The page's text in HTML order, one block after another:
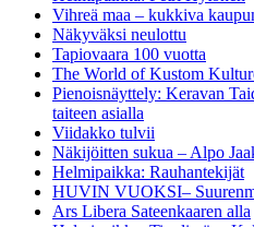
Vihreä maa – kukkiva
Näkyväksi neulottu
Tapiovaara 100 vuotta
The World of Kustom
Pienoisnäyttely: Keravan
taiteen asialla
Viidakko tulvii
Näkijöitten sukua – Alpo
Helmipaikka: Rauhantekijät
HUVIN VUOKSI–
Ars Libera Sateenkaaren alla